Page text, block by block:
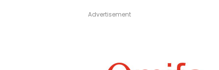
Advertisement